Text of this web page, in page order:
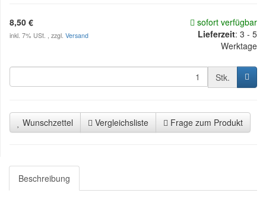
8,50 €
inkl. 7% USt. , zzgl. Versand
sofort verfügbar
Lieferzeit: 3 - 5
Werktage
Stk.
Wunschzettel Vergleichsliste Frage zum Produkt
Beschreibung